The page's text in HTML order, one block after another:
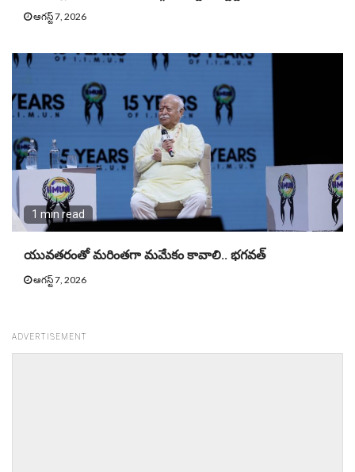
ఆగస్ట్ 7, 2026
1 min read
యువతరంతో మరింతగా మమేకం కావాలి.. భగవత్
ఆగస్ట్ 7, 2026
ADVERTISEMENT